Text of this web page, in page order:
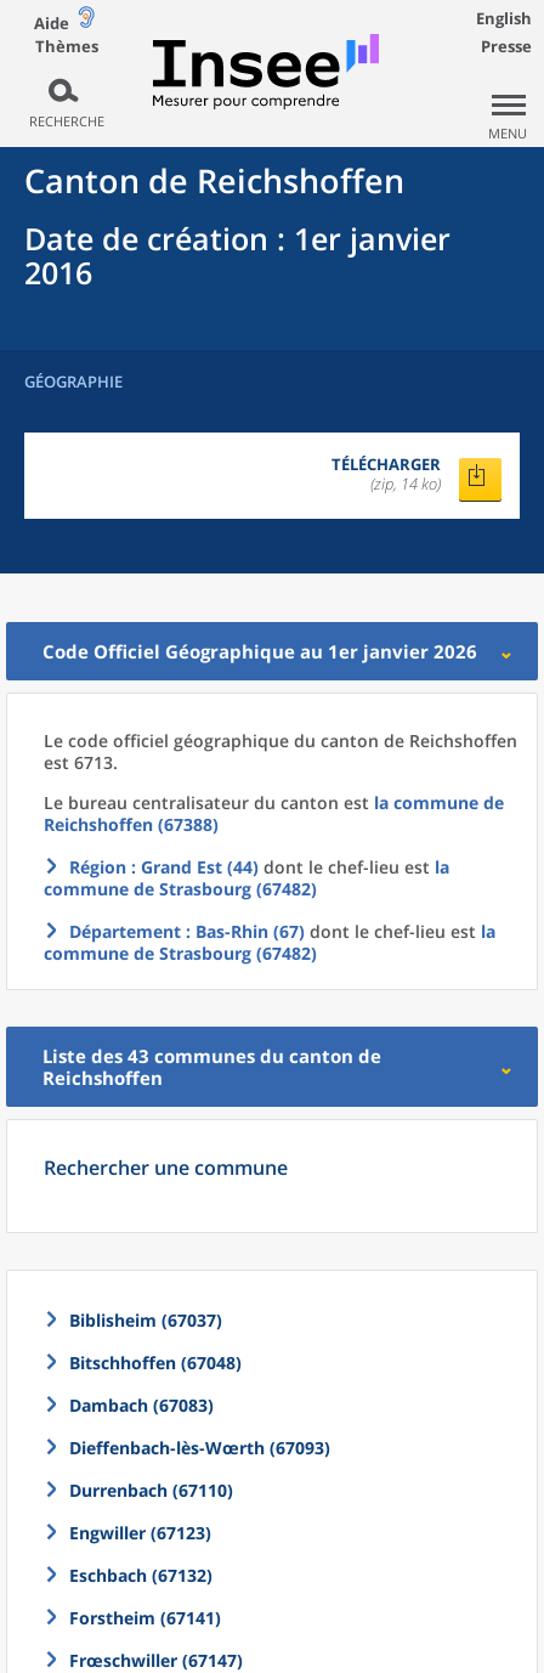
Aide
Thèmes
RECHERCHE
English
Presse
MENU
Canton de Reichshoffen
Date de création : 1er janvier
2016
GÉOGRAPHIE
TÉLÉCHARGER
(zip, 14 ko)
Code Officiel Géographique au 1er janvier 2026
Le code officiel géographique du canton de Reichshoffen
est 6713.
Le bureau centralisateur du canton est la commune de
Reichshoffen (67388)
Région : Grand Est (44) dont le chef-lieu est la
commune de Strasbourg (67482)
Département : Bas-Rhin (67) dont le chef-lieu est la
commune de Strasbourg (67482)
Liste des 43 communes du canton de
Reichshoffen
Rechercher une commune
Biblisheim (67037)
Bitschhoffen (67048)
Dambach (67083)
Dieffenbach-lès-Wœrth (67093)
Durrenbach (67110)
Engwiller (67123)
Eschbach (67132)
Forstheim (67141)
Frœschwiller (67147)